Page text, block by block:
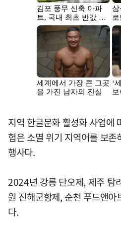
지역 한글문화 활성화 사업에
험은 소멸 위기 지역어를 보
행사다.
2024년 강릉 단오제, 제주 탐
원 진해군항제, 순천 푸드앤
다.